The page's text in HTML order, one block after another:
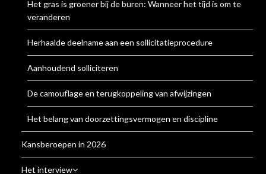
Het gras is groener bij de buren: Wanneer het tijd is om te
veranderen
Herhaalde deelname aan een sollicitatieprocedure
Aanhoudend solliciteren
De camouflage en terugkoppeling van afwijzingen
Het belang van doorzettingsvermogen en discipline
Kansberoepen in 2026
Het interview